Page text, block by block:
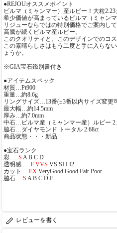
●REJOUオススメポイント
ビルマ（ミャンマー）産ルビー！大粒2.23
希少価値が高まっているビルマ（ミャン
リジューならではの特別価格でご案内して
高騰が続くビルマ産ルビー。
このクオリティと、このデザインでのコ
この素晴らしさはもう二度と手に入らな
ょうか。
※GIA宝石鑑別書付き
●アイテムスペック
材質…Pt900
重量…約8.6g
リングサイズ…13番(±3番以内サイズ変更
最大幅…約14.5mm
厚み…約7.0mm
中石…ビルマ産（ミャンマー産）ルビー
脇石…ダイヤモンド トータル 2.68ct
商品状態・・・新品
●宝石ランク
彩 … S A B C D
透明感 … F VVS VS SI I I2
カット… EX VeryGood Good Fair Poor
脇石… S A B C D E
レビューを書く